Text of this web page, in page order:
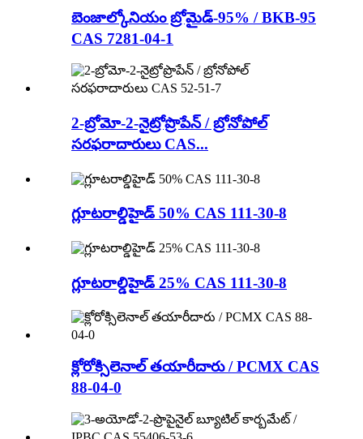
బెంజాల్కోనియం బ్రోమైడ్-95% / BKB-95
CAS 7281-04-1
2-బ్రోమో-2-నైట్రోప్రొపేన్ / బ్రోనోపోల్
సరఫరాదారులు CAS...
గ్లూటరాల్డిహైడ్ 50% CAS 111-30-8
గ్లూటరాల్డిహైడ్ 25% CAS 111-30-8
క్లోరోక్సిలెనాల్ తయారీదారు / PCMX CAS
88-04-0